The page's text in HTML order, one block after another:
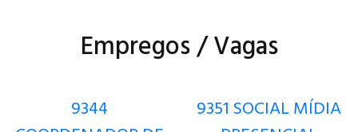
Empregos / Vagas
9344
9351 SOCIAL MÍDIA